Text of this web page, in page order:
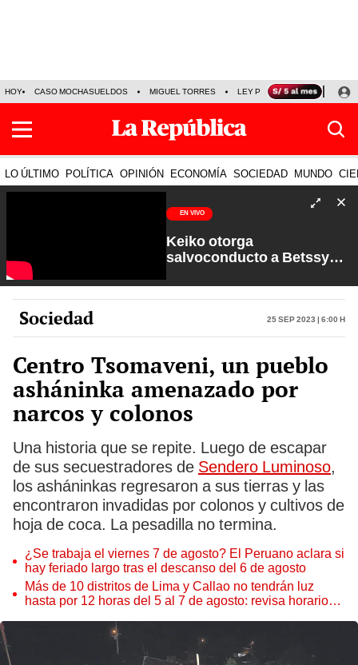
HOY CASO MOCHASUELDOS MIGUEL TORRES LEY PULPÍN PRECIO DEL
LO ÚLTIMO POLÍTICA OPINIÓN ECONOMÍA SOCIEDAD MUNDO
EN VIVO
Keiko otorga
salvoconducto a Betssy
Petroperú | Sin Guion con
Rosa María Palacios
Sociedad 25 Sep 2023 | 6:00 h
Centro Tsomaveni, un pueblo
asháninka amenazado por
narcos y colonos
Una historia que se repite. Luego de escapar
de sus secuestradores de Sendero Luminoso,
los asháninkas regresaron a sus tierras y las
encontraron invadidas por colonos y cultivos de
hoja de coca. La pesadilla no termina.
¿Se trabaja el viernes 7 de agosto? El Peruano aclara si
hay feriado largo tras el descanso del 6 de agosto
Más de 10 distritos de Lima y Callao no tendrán luz
hasta por 12 horas del 5 al 7 de agosto: revisa horarios y